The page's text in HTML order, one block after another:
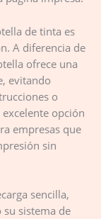
de tinta es
A diferencia de
ofrece una
evitando
o
opción
empresas que
sin
sencilla,
sistema de